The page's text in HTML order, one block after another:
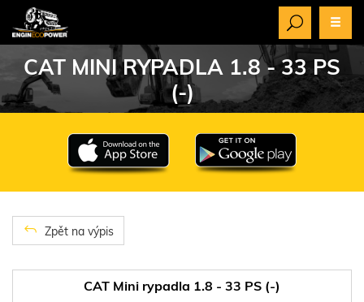
CAT MINI RYPADLA 1.8 - 33 PS
(-)
Zpět na výpis
CAT Mini rypadla 1.8 - 33 PS (-)